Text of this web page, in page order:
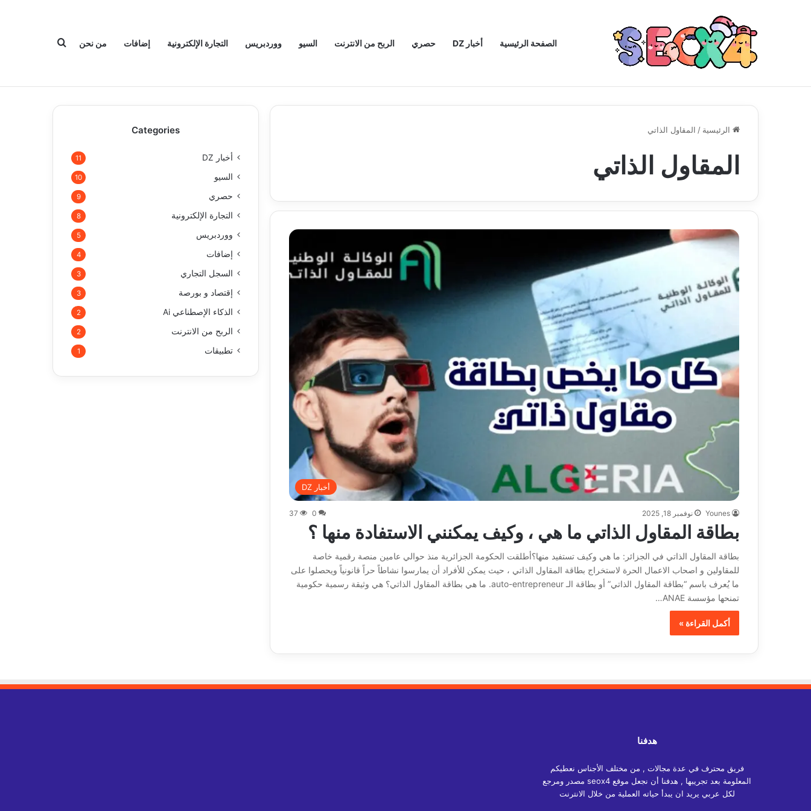
الصفحة الرئيسية أخبار DZ حصري الربح من الانترنت السيو ووردبريس التجارة الإلكترونية إضافات من نحن بحث عن
الرئيسية / المقاول الذاتي
المقاول الذاتي
أخبار DZ
Younes نوفمبر 18, 2025 0
37
بطاقة المقاول الذاتي ما هي ، وكيف يمكنني الاستفادة منها ؟
بطاقة المقاول الذاتي في الجزائر: ما هي وكيف تستفيد منها؟أطلقت الحكومة الجزائرية منذ حوالي عامين منصة رقمية خاصة
للمقاولين و اصحاب الاعمال الحرة لاستخراج بطاقة المقاول الذاتي ، حيث يمكن للأفراد أن يمارسوا نشاطاً حراً قانونياً ويحصلوا على
ما يُعرف باسم “بطاقة المقاول الذاتي” أو بطاقة الـ auto-entrepreneur. ما هي بطاقة المقاول الذاتي؟ هي وثيقة رسمية حكومية
تمنحها مؤسسة ANAE…
أكمل القراءة »
Categories
أخبار DZ 11
السيو 10
حصري 9
التجارة الإلكترونية 8
ووردبريس 5
إضافات 4
السجل التجاري 3
إقتصاد و بورصة 3
الذكاء الإصطناعي Ai 2
الربح من الانترنت 2
تطبيقات 1
هدفنا
فريق محترف في عدة مجالات , من مختلف الأجناس نعطيكم
المعلومة بعد تجريبها , هدفنا أن نجعل موقع seox4 مصدر ومرجع
لكل عربي يريد ان يبدأ حياته العملية من خلال الانترنت